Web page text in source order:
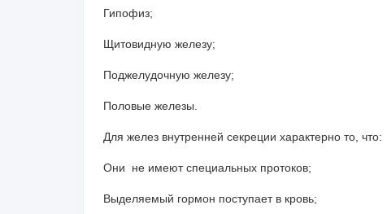
Гипофиз;
Щитовидную железу;
Поджелудочную железу;
Половые железы.
Для желез внутренней секреции характерно то, что:
Они не имеют специальных протоков;
Выделяемый гормон поступает в кровь;